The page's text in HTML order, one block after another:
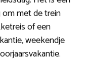
met de trein
of een
weekendje